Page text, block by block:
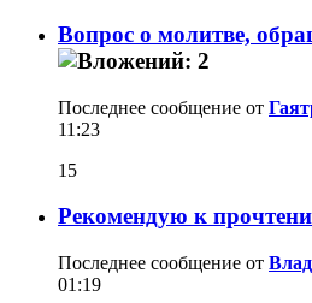
Вопрос о молитве,
Последнее сообщение от
11:23
15
Рекомендую к
Последнее сообщение от
01:19